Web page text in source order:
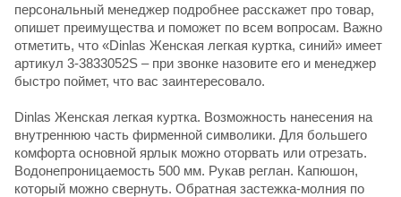
персональный менеджер подробнее расскажет про товар,
опишет преимущества и поможет по всем вопросам. Важно
отметить, что «Dinlas Женская легкая куртка, синий» имеет
артикул 3-3833052S – при звонке назовите его и менеджер
быстро поймет, что вас заинтересовало.
Dinlas Женская легкая куртка. Возможность нанесения на
внутреннюю часть фирменной символики. Для большего
комфорта основной ярлык можно оторвать или отрезать.
Водонепроницаемость 500 мм. Рукав реглан. Капюшон,
который можно свернуть. Обратная застежка-молния по